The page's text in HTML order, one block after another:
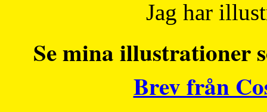
Jag har
Se mina illustrationer
Brev från